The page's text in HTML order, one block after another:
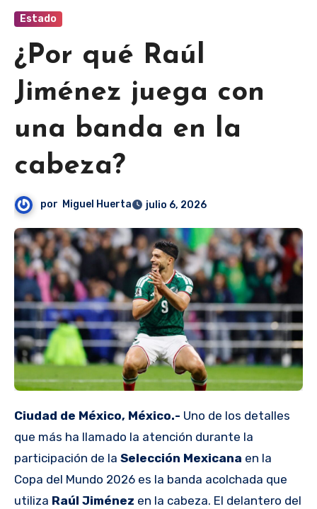
Estado
¿Por qué Raúl
Jiménez juega con
una banda en la
cabeza?
por Miguel Huerta julio 6, 2026
Ciudad de México, México.- Uno de los detalles
que más ha llamado la atención durante la
participación de la Selección Mexicana en la
Copa del Mundo 2026 es la banda acolchada que
utiliza Raúl Jiménez en la cabeza. El delantero del